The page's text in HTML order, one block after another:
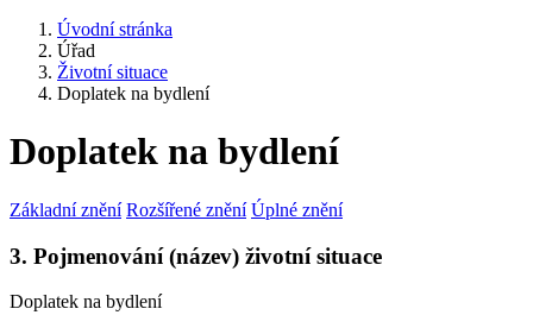
Úvodní stránka
Úřad
Životní situace
Doplatek na bydlení
Doplatek na bydlení
Základní znění Rozšířené znění Úplné znění
3. Pojmenování (název) životní situace
Doplatek na bydlení